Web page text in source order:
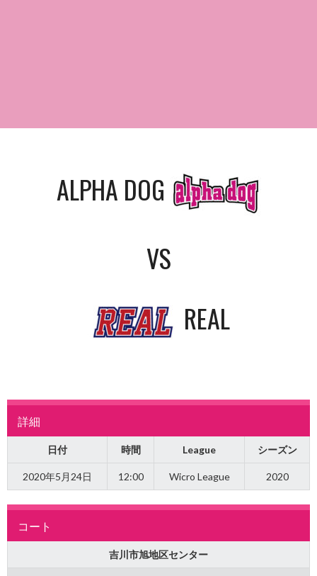
ALPHA DOG
VS
REAL
詳細
日付 時間 League シーズン
2020年5月24日 12:00 Wicro League 2020
コート
吉川市旭地区センター